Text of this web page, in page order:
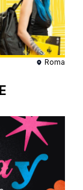
Roma